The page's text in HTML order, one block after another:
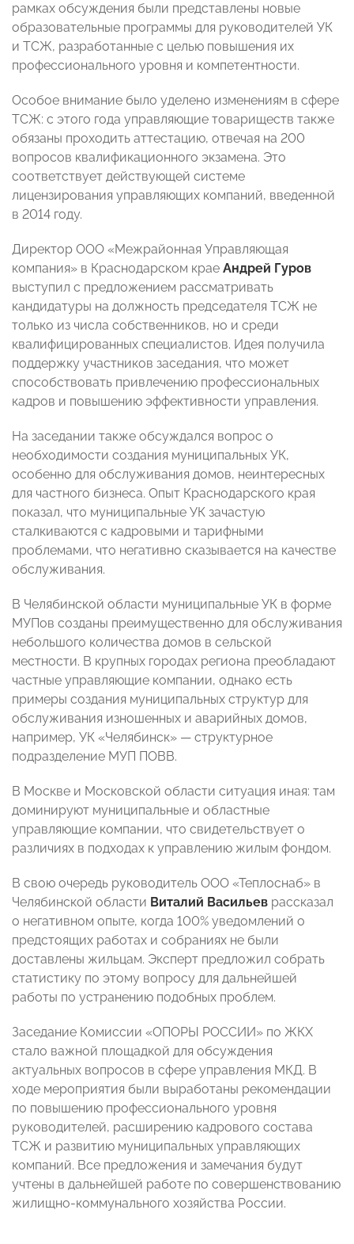
рамках обсуждения были представлены новые
образовательные программы для руководителей УК
и ТСЖ, разработанные с целью повышения их
профессионального уровня и компетентности.
Особое внимание было уделено изменениям в сфере
ТСЖ: с этого года управляющие товариществ также
обязаны проходить аттестацию, отвечая на 200
вопросов квалификационного экзамена. Это
соответствует действующей системе
лицензирования управляющих компаний, введенной
в 2014 году.
Директор ООО «Межрайонная Управляющая
компания» в Краснодарском крае Андрей Гуров
выступил с предложением рассматривать
кандидатуры на должность председателя ТСЖ не
только из числа собственников, но и среди
квалифицированных специалистов. Идея получила
поддержку участников заседания, что может
способствовать привлечению профессиональных
кадров и повышению эффективности управления.
На заседании также обсуждался вопрос о
необходимости создания муниципальных УК,
особенно для обслуживания домов, неинтересных
для частного бизнеса. Опыт Краснодарского края
показал, что муниципальные УК зачастую
сталкиваются с кадровыми и тарифными
проблемами, что негативно сказывается на качестве
обслуживания.
В Челябинской области муниципальные УК в форме
МУПов созданы преимущественно для обслуживания
небольшого количества домов в сельской
местности. В крупных городах региона преобладают
частные управляющие компании, однако есть
примеры создания муниципальных структур для
обслуживания изношенных и аварийных домов,
например, УК «Челябинск» — структурное
подразделение МУП ПОВВ.
В Москве и Московской области ситуация иная: там
доминируют муниципальные и областные
управляющие компании, что свидетельствует о
различиях в подходах к управлению жилым фондом.
В свою очередь руководитель ООО «Теплоснаб» в
Челябинской области Виталий Васильев рассказал
о негативном опыте, когда 100% уведомлений о
предстоящих работах и собраниях не были
доставлены жильцам. Эксперт предложил собрать
статистику по этому вопросу для дальнейшей
работы по устранению подобных проблем.
Заседание Комиссии «ОПОРЫ РОССИИ» по ЖКХ
стало важной площадкой для обсуждения
актуальных вопросов в сфере управления МКД. В
ходе мероприятия были выработаны рекомендации
по повышению профессионального уровня
руководителей, расширению кадрового состава
ТСЖ и развитию муниципальных управляющих
компаний. Все предложения и замечания будут
учтены в дальнейшей работе по совершенствованию
жилищно-коммунального хозяйства России.